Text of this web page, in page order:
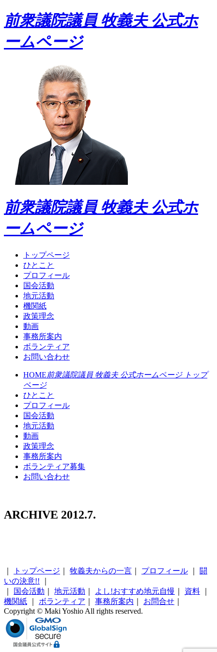
前衆議院議員 牧義夫 公式ホ
ームページ
前衆議院議員 牧義夫 公式ホ
ームページ
トップページ
ひとこと
プロフィール
国会活動
地元活動
機関紙
政策理念
動画
事務所案内
ボランティア
お問い合わせ
HOME前衆議院議員 牧義夫 公式ホームページ トップ
ページ
ひとこと
プロフィール
国会活動
地元活動
動画
政策理念
事務所案内
ボランティア募集
お問い合わせ
ARCHIVE 2012.7.
トップページ 牧義夫からの一言 プロフィール
闘
いの決意!!
国会活動 地元活動 よし!おすすめ地元自慢 資料
機関紙
ボランティア 事務所案内 お問合せ
Copyright © Maki Yoshio All rights reserved.